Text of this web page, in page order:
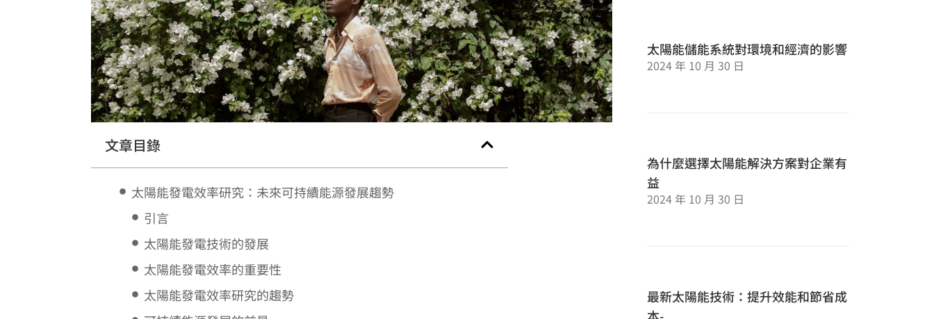
文章目錄
太陽能發電效率研究：未來可持續能源發展趨勢
引言
太陽能發電技術的發展
太陽能發電效率的重要性
太陽能發電效率研究的趨勢
太陽能儲能系統對環境和經濟的影響
2024 年 10 月 30 日
為什麼選擇太陽能解決方案對企業有
益
2024 年 10 月 30 日
最新太陽能技術：提升效能和節省成
本-